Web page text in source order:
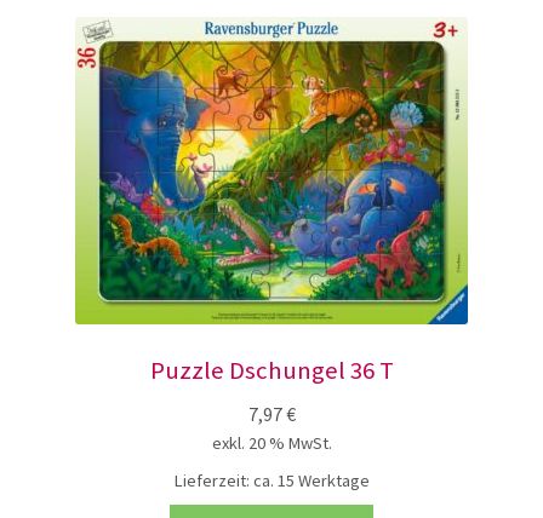
Puzzle Dschungel 36 T
7,97€
exkl. 20 % MwSt.
Lieferzeit: ca. 15 Werktage